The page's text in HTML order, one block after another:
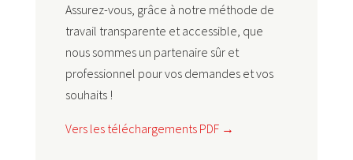
Assurez-vous, grâce à notre méthode de
travail transparente et accessible, que
nous sommes un partenaire sûr et
professionnel pour vos demandes et vos
souhaits !
Vers les téléchargements PDF →